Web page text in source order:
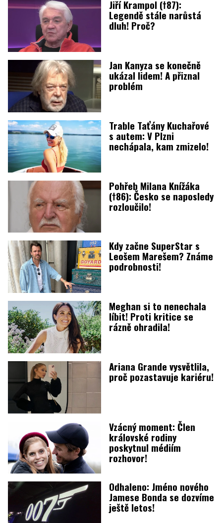
Jiří Krampol (†87):
Legendě stále narůstá
dluh! Proč?
Jan Kanyza se konečně
ukázal lidem! A přiznal
problém
Trable Taťány Kuchařové
s autem: V Plzni
nechápala, kam zmizelo!
Pohřeb Milana Knížáka
(†86): Česko se naposledy
rozloučilo!
Kdy začne SuperStar s
Leošem Marešem? Známe
podrobnosti!
Meghan si to nenechala
líbit! Proti kritice se
rázně ohradila!
Ariana Grande vysvětlila,
proč pozastavuje kariéru!
Vzácný moment: Člen
královské rodiny
poskytnul médiím
rozhovor!
Odhaleno: Jméno nového
Jamese Bonda se dozvíme
ještě letos!